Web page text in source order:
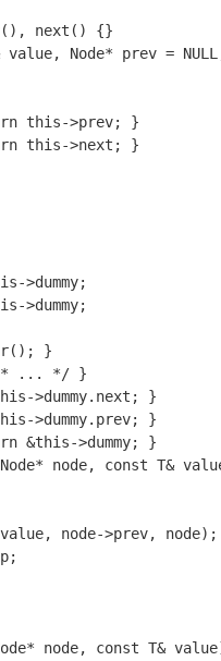
(), next ()
{}
value, Node* prev = NULL
this->prev;
}
this->next ;
}
->dummy;
->dummy;
();
}
... */ }
->dummy. next ;
}
->dummy. prev;
}
&this->dummy;
}
Node* node, const T&
value, node->prev, node);
;
* node, const T& value